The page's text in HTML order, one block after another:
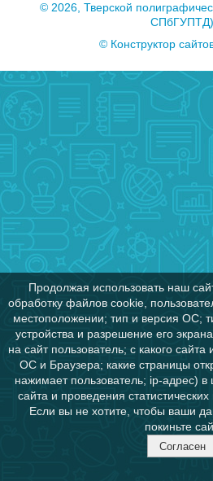
© 2026, Тверской
СПбГУПТД)
© Конструктор
Продолжая использовать наш
обработку файлов cookie,
местоположении; тип и версия ОС;
устройства и разрешение его
на сайт пользователь; с какого
ОС и Браузера; какие страницы
нажимает пользователь; ip-адрес)
сайта и проведения
Если вы не хотите, чтобы ваши
покиньте
Согласен